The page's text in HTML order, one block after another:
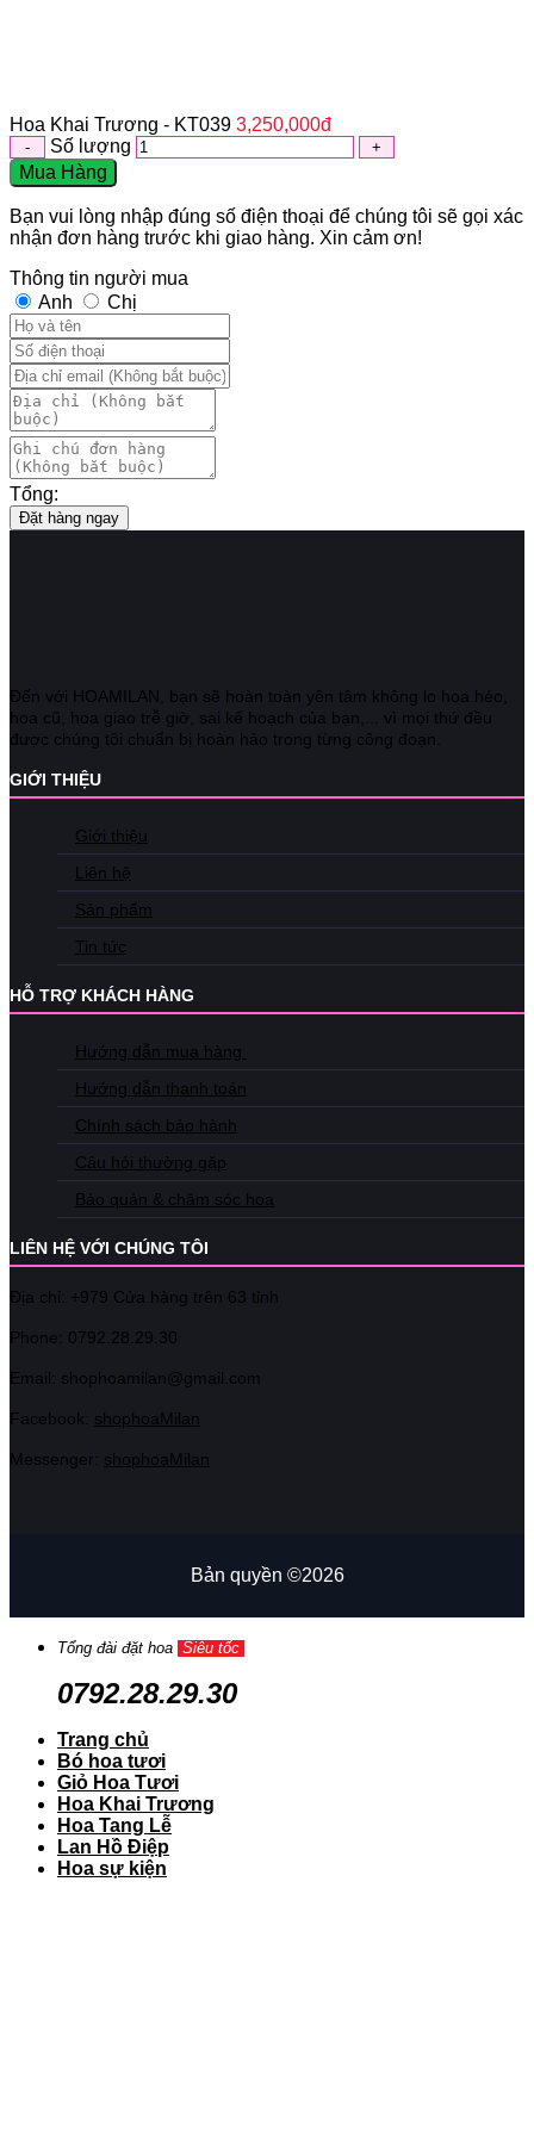
Hoa Khai Trương - KT039 3,250,000đ
Số lượng
Mua Hàng
Bạn vui lòng nhập đúng số điện thoại để chúng tôi sẽ gọi xác
nhận đơn hàng trước khi giao hàng. Xin cảm ơn!
Thông tin người mua
Anh
Chị
Tổng:
Đặt hàng ngay
Đến với HOAMILAN, bạn sẽ hoàn toàn yên tâm không lo hoa héo,
hoa cũ, hoa giao trễ giờ, sai kế hoạch của bạn,... vì mọi thứ đều
được chúng tôi chuẩn bị hoàn hảo trong từng công đoạn.
GIỚI THIỆU
Giới thiệu
Liên hệ
Sản phẩm
Tin tức
HỖ TRỢ KHÁCH HÀNG
Hướng dẫn mua hàng
Hướng dẫn thanh toán
Chính sách bảo hành
Câu hỏi thường gặp
Bảo quản & chăm sóc hoa
LIÊN HỆ VỚI CHÚNG TÔI
Địa chỉ: +979 Cửa hàng trên 63 tỉnh
Phone: 0792.28.29.30
Email: shophoamilan@gmail.com
Facebook: shophoaMilan
Messenger: shophoaMilan
Bản quyền ©2026
Tổng đài đặt hoa Siêu tốc
0792.28.29.30
Trang chủ
Bó hoa tươi
Giỏ Hoa Tươi
Hoa Khai Trương
Hoa Tang Lễ
Lan Hồ Điệp
Hoa sự kiện